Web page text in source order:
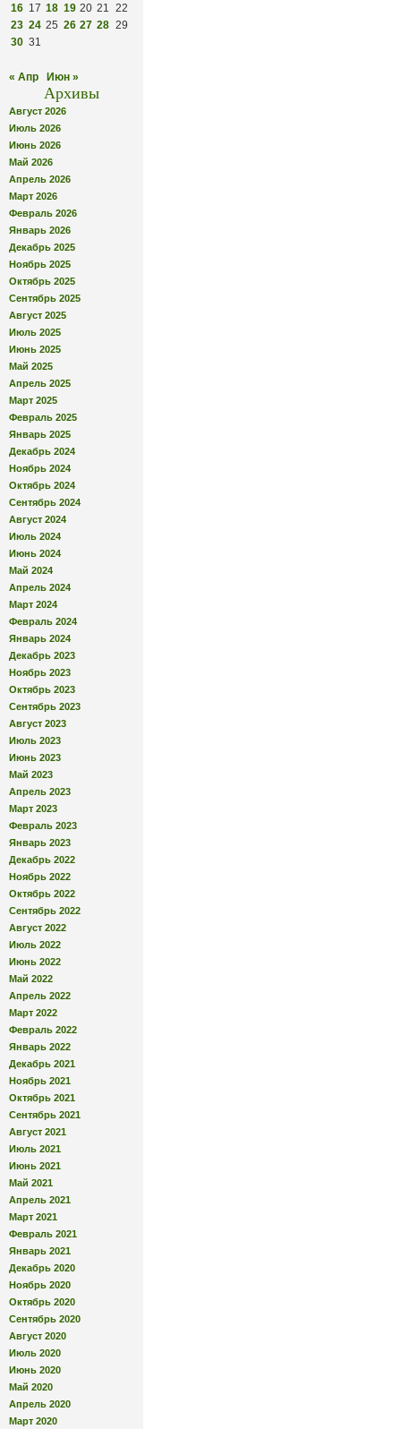
16 17 18 19 20 21
22
23 24 25 26 27 28 29
30 31
« Апр Июн »
Архивы
Август 2026
Июль 2026
Июнь 2026
Май 2026
Апрель 2026
Март 2026
Февраль 2026
Январь 2026
Декабрь 2025
Ноябрь 2025
Октябрь 2025
Сентябрь 2025
Август 2025
Июль 2025
Июнь 2025
Май 2025
Апрель 2025
Март 2025
Февраль 2025
Январь 2025
Декабрь 2024
Ноябрь 2024
Октябрь 2024
Сентябрь 2024
Август 2024
Июль 2024
Июнь 2024
Май 2024
Апрель 2024
Март 2024
Февраль 2024
Январь 2024
Декабрь 2023
Ноябрь 2023
Октябрь 2023
Сентябрь 2023
Август 2023
Июль 2023
Июнь 2023
Май 2023
Апрель 2023
Март 2023
Февраль 2023
Январь 2023
Декабрь 2022
Ноябрь 2022
Октябрь 2022
Сентябрь 2022
Август 2022
Июль 2022
Июнь 2022
Май 2022
Апрель 2022
Март 2022
Февраль 2022
Январь 2022
Декабрь 2021
Ноябрь 2021
Октябрь 2021
Сентябрь 2021
Август 2021
Июль 2021
Июнь 2021
Май 2021
Апрель 2021
Март 2021
Февраль 2021
Январь 2021
Декабрь 2020
Ноябрь 2020
Октябрь 2020
Сентябрь 2020
Август 2020
Июль 2020
Июнь 2020
Май 2020
Апрель 2020
Март 2020